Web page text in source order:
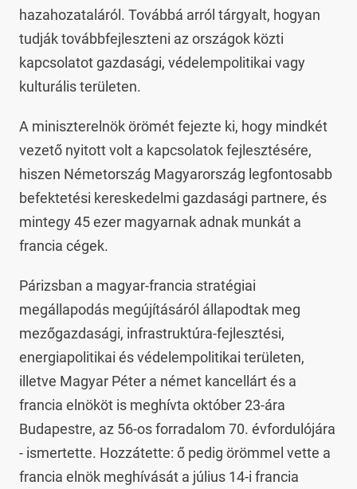
hazahozataláról. Továbbá arról tárgyalt, hogyan
tudják továbbfejleszteni az országok közti
kapcsolatot gazdasági, védelempolitikai vagy
kulturális területen.
A miniszterelnök örömét fejezte ki, hogy mindkét
vezető nyitott volt a kapcsolatok fejlesztésére,
hiszen Németország Magyarország legfontosabb
befektetési kereskedelmi gazdasági partnere, és
mintegy 45 ezer magyarnak adnak munkát a
francia cégek.
Párizsban a magyar-francia stratégiai
megállapodás megújításáról állapodtak meg
mezőgazdasági, infrastruktúra-fejlesztési,
energiapolitikai és védelempolitikai területen,
illetve Magyar Péter a német kancellárt és a
francia elnököt is meghívta október 23-ára
Budapestre, az 56-os forradalom 70. évfordulójára
- ismertette. Hozzátette: ő pedig örömmel vette a
francia elnök meghívását a július 14-i francia